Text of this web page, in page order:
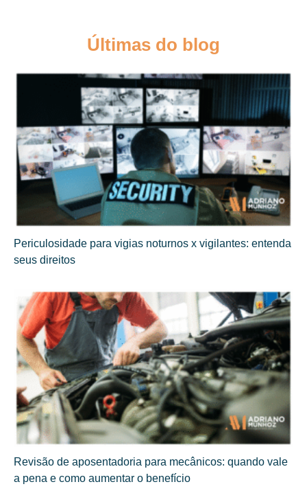
Últimas do blog
Periculosidade para vigias noturnos x vigilantes: entenda
seus direitos
Revisão de aposentadoria para mecânicos: quando vale
a pena e como aumentar o benefício